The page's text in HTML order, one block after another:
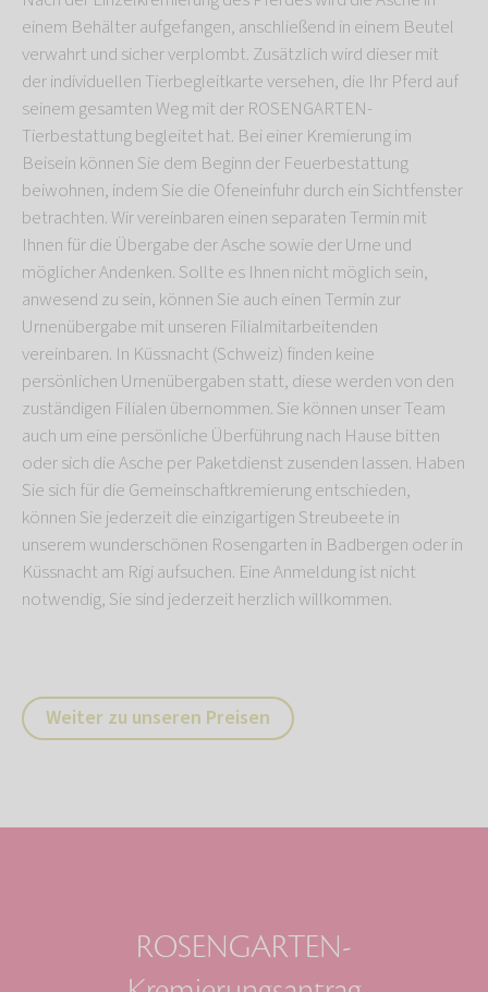
einem Behälter aufgefangen, anschließend in einem Beutel
verwahrt und sicher verplombt. Zusätzlich wird dieser mit
der individuellen Tierbegleitkarte versehen, die Ihr Pferd auf
seinem gesamten Weg mit der ROSENGARTEN-
Tierbestattung begleitet hat. Bei einer Kremierung im
Beisein können Sie dem Beginn der Feuerbestattung
beiwohnen, indem Sie die Ofeneinfuhr durch ein Sichtfenster
betrachten. Wir vereinbaren einen separaten Termin mit
Ihnen für die Übergabe der Asche sowie der Urne und
möglicher Andenken. Sollte es Ihnen nicht möglich sein,
anwesend zu sein, können Sie auch einen Termin zur
Urnenübergabe mit unseren Filialmitarbeitenden
vereinbaren. In Küssnacht (Schweiz) finden keine
persönlichen Urnenübergaben statt, diese werden von den
zuständigen Filialen übernommen. Sie können unser Team
auch um eine persönliche Überführung nach Hause bitten
oder sich die Asche per Paketdienst zusenden lassen. Haben
Sie sich für die Gemeinschaftkremierung entschieden,
können Sie jederzeit die einzigartigen Streubeete in
unserem wunderschönen Rosengarten in Badbergen oder in
Küssnacht am Rigi aufsuchen. Eine Anmeldung ist nicht
notwendig, Sie sind jederzeit herzlich willkommen.
Weiter zu unseren Preisen
ROSENGARTEN-